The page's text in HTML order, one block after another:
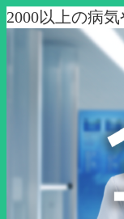
2000以上の病